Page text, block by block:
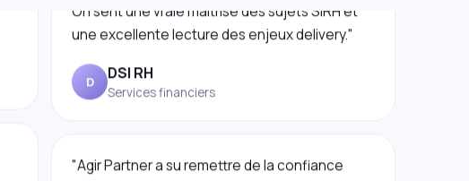
une excellente lecture des enjeux delivery."
D
Services financiers
dans un contexte tendu. Les équipes se sont